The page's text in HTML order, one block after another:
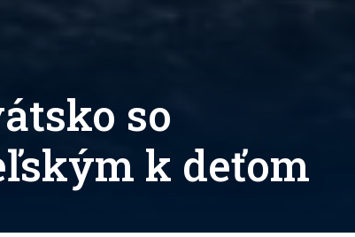
so
k deťom